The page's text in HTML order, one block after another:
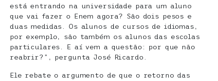
está entrando na universidade para um aluno
que vai fazer o Enem agora? São dois pesos e
duas medidas. Os alunos de cursos de idiomas,
por exemplo, são também os alunos das escolas
particulares. E aí vem a questão: por que não
reabrir?”, pergunta José Ricardo.
Ele rebate o argumento de que o retorno das